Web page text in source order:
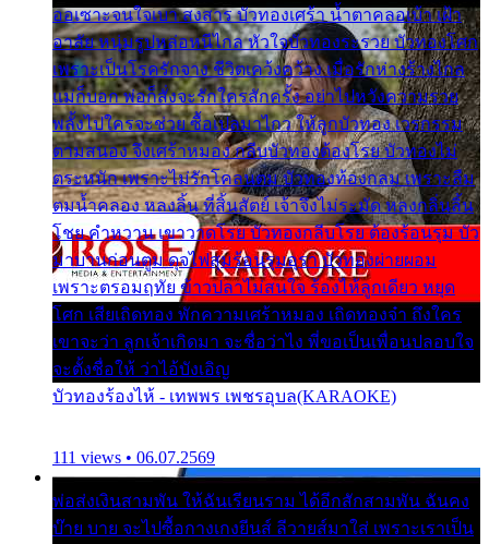
ออเซาะจนใจเบา สงสาร บัวทองเศร้า น้ำตาคลอเบ้า เฝ้า
อาลัย หนุ่มรูปหล่อหนีไกล หัวใจบัวทองระรวย บัวทองโศก
เพราะเป็นโรครักจาง ชีวิตเคว้งคว้าง เมื่อรักห่างร้างไกล
แม่ก็บอก พ่อก็สั่งจะรักใครสักครั้ง อย่าไปหวังความรวย
พลั้งไปใครจะช่วย ซื้อเปลมาไกว ให้ลูกบัวทอง เวรกรรม
ตามสนอง จึงเศร้าหมอง กลีบบัวทองต้องโรย บัวทองไม่
ตระหนัก เพราะไม่รักโคลนตม บัวทองท้องกลม เพราะลืม
ตมน้ำคลอง หลงลิ้น ที่สิ้นสัตย์ เจ้าจึงไม่ระมัด หลงกลิ่นลิ้น
โชย คำหวาน เขาวาดโรย บัวทองกลีบโรย ต้องร้อนรุม บัว
มาบานก่อนตูม ดุจไฟสุมร้อนรุมอุรา บัวทองผ่ายผอม
เพราะตรอมฤทัย ข้าวปลาไม่สนใจ ร้องไห้ลูกเดียว หยุด
โศก เสียเถิดทอง พักความเศร้าหมอง เถิดทองจ๋า ถึงใคร
เขาจะว่า ลูกเจ้าเกิดมา จะชื่อว่าไง พี่ขอเป็นเพื่อนปลอบใจ
จะตั้งชื่อให้ ว่าไอ้บังเอิญ
บัวทองร้องไห้ - เทพพร เพชรอุบล(KARAOKE)
111 views • 06.07.2569
พ่อส่งเงินสามพัน ให้ฉันเรียนราม ได้อีกสักสามพัน ฉันคง
บ๊าย บาย จะไปซื้อกางเกงยีนส์ ลีวายส์มาใส่ เพราะเราเป็น